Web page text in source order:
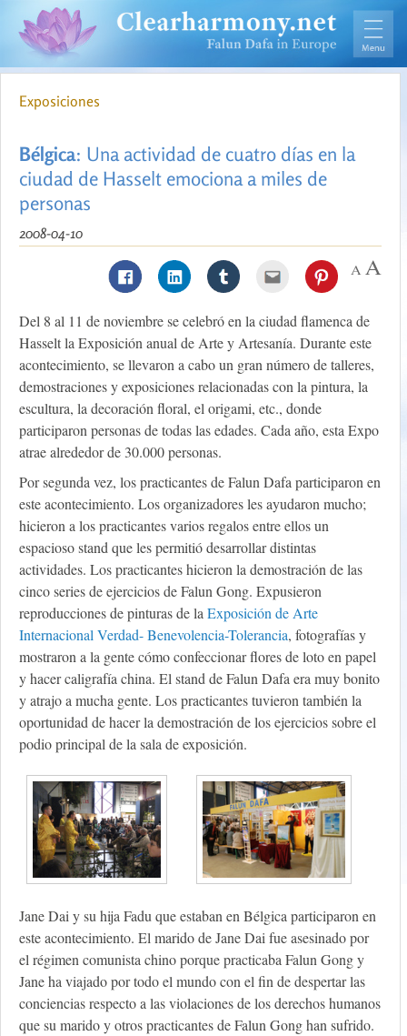
Exposiciones
Bélgica: Una actividad de cuatro días en la
ciudad de Hasselt emociona a miles de
personas
2008-04-10
Del 8 al 11 de noviembre se celebró en la ciudad flamenca de
Hasselt la Exposición anual de Arte y Artesanía. Durante este
acontecimiento, se llevaron a cabo un gran número de talleres,
demostraciones y exposiciones relacionadas con la pintura, la
escultura, la decoración floral, el origami, etc., donde
participaron personas de todas las edades. Cada año, esta Expo
atrae alrededor de 30.000 personas.
Por segunda vez, los practicantes de Falun Dafa participaron en
este acontecimiento. Los organizadores les ayudaron mucho;
hicieron a los practicantes varios regalos entre ellos un
espacioso stand que les permitió desarrollar distintas
actividades. Los practicantes hicieron la demostración de las
cinco series de ejercicios de Falun Gong. Expusieron
reproducciones de pinturas de laExposición de Arte
Internacional Verdad- Benevolencia-Tolerancia, fotografías y
mostraron a la gente cómo confeccionar flores de loto en papel
y hacer caligrafía china. El stand de Falun Dafa era muy bonito
y atrajo a mucha gente. Los practicantes tuvieron también la
oportunidad de hacer la demostración de los ejercicios sobre el
podio principal de la sala de exposición.
Jane Dai y su hija Fadu que estaban en Bélgica participaron en
este acontecimiento. El marido de Jane Dai fue asesinado por
el régimen comunista chino porque practicaba Falun Gong y
Jane ha viajado por todo el mundo con el fin de despertar las
conciencias respecto a las violaciones de los derechos humanos
que su marido y otros practicantes de Falun Gong han sufrido.